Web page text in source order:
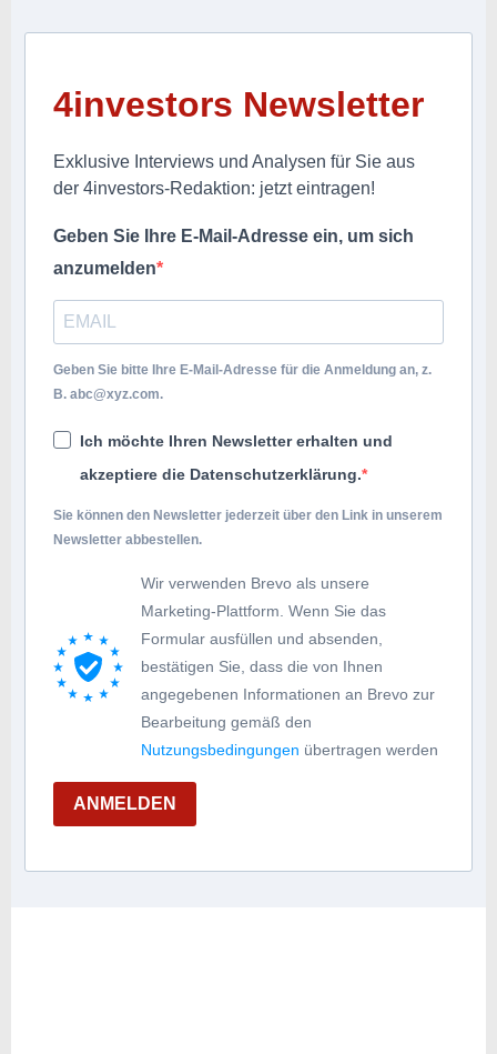
4investors Newsletter
Exklusive Interviews und Analysen für Sie aus
der 4investors-Redaktion: jetzt eintragen!
Geben Sie Ihre E-Mail-Adresse ein, um sich
anzumelden
Geben Sie bitte Ihre E-Mail-Adresse für die Anmeldung an, z.
B. abc@xyz.com.
Ich möchte Ihren Newsletter erhalten und
akzeptiere die Datenschutzerklärung.
Sie können den Newsletter jederzeit über den Link in unserem
Newsletter abbestellen.
Wir verwenden Brevo als unsere
Marketing-Plattform. Wenn Sie das
Formular ausfüllen und absenden,
bestätigen Sie, dass die von Ihnen
angegebenen Informationen an Brevo zur
Bearbeitung gemäß den
Nutzungsbedingungen übertragen werden
ANMELDEN